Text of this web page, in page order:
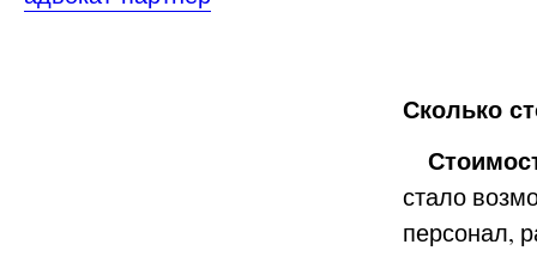
Сколько
стало
персонал,